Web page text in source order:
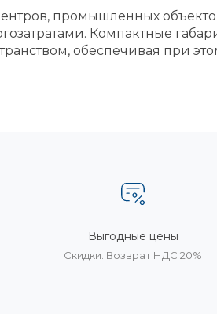
промышленных
Компактные
обеспечивая при
Выгодные цены
Скидки. Возврат НДС 20%